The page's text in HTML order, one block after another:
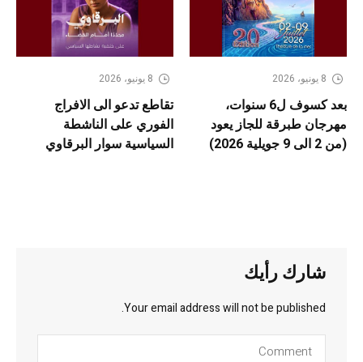
8 يونيو، 2026
بعد كسوف ل6 سنوات،
مهرجان طبرقة للجاز يعود
(من 2 الى 9 جويلية 2026)
8 يونيو، 2026
تقاطع تدعو الى الافراج
الفوري على الناشطة
السياسية سوار البرقاوي
شارك رأيك
Your email address will not be published.